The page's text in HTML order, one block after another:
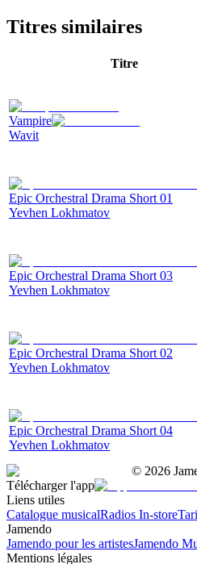
Titres similaires
Titre
Vampire
Wavit
Epic Orchestral Drama Short 01
Yevhen Lokhmatov
Epic Orchestral Drama Short 03
Yevhen Lokhmatov
Epic Orchestral Drama Short 02
Yevhen Lokhmatov
Epic Orchestral Drama Short 04
Yevhen Lokhmatov
© 2026
Télécharger l'app
Liens utiles
Catalogue musicalRadios In-store
Jamendo
Jamendo pour les artistesJamendo
Mentions légales